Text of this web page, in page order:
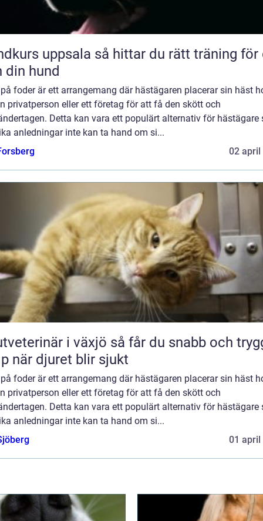
så hittar du rätt träning för dig
din hund
foder är ett arrangemang där hästägaren placerar sin häst
privatperson eller ett företag för att få den skött och
Detta kan vara ett populärt alternativ för hästägare
anledningar inte kan ta hand om si...
02 april
i växjö så får du snabb och trygg
när djuret blir sjukt
foder är ett arrangemang där hästägaren placerar sin häst
privatperson eller ett företag för att få den skött och
Detta kan vara ett populärt alternativ för hästägare
anledningar inte kan ta hand om si...
01 april